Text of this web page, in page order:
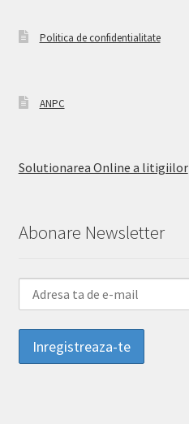
Politica de confidentialitate
ANPC
Solutionarea Online a litigiilor
Abonare Newsletter